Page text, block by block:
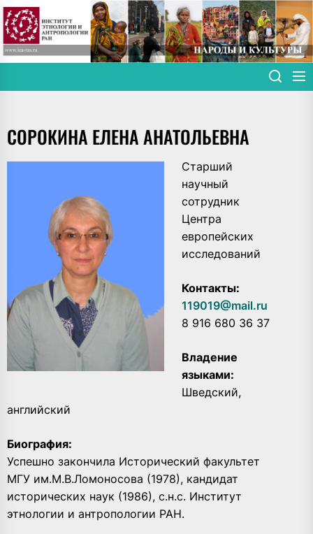
Skip
to
the
content
СОРОКИНА ЕЛЕНА АНАТОЛЬЕВНА
Старший
научный
сотрудник
Центра
европейских
исследований
Контакты:
119019@mail.ru
8 916 680 36 37
Владение
языками:
Шведский,
английский
Биография:
Успешно закончила Исторический факультет
МГУ им.М.В.Ломоносова (1978), кандидат
исторических наук (1986), с.н.с. Институт
этнологии и антропологии РАН.